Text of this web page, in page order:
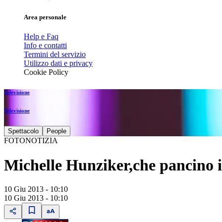
Area personale
Help e Faq
Info e contatti
Termini del servizio
Utilizzo dati e privacy
Cookie Policy
Televisione
Televisione
Spettacolo People
FOTONOTIZIA
Michelle Hunziker,che pancino
10 Giu 2013 - 10:10
10 Giu 2013 - 10:10